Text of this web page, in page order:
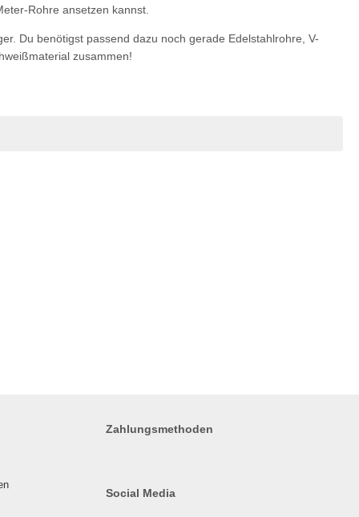
Rohre ansetzen kannst.
Du benötigst passend dazu noch gerade Edelstahlrohre, V-
zusammen!
Zahlungsmethoden
Social Media